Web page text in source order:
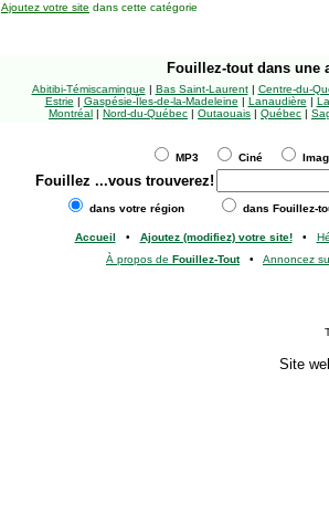
Ajoutez votre site dans cette catégorie
Fouillez-tout dans une
Abitibi-Témiscamingue | Bas Saint-Laurent| Centre-du-
Estrie | Gaspésie-Îles-de-la-Madeleine | Lanaudière |
Montréal | Nord-du-Québec | Outaouais | Québec |
MP3 Ciné
Fouillez ...vous trouverez!
dans votre région dans Fouillez-
Accueil • Ajoutez (modifiez) votre site!•
À propos de Fouillez-Tout• Annoncez
Site